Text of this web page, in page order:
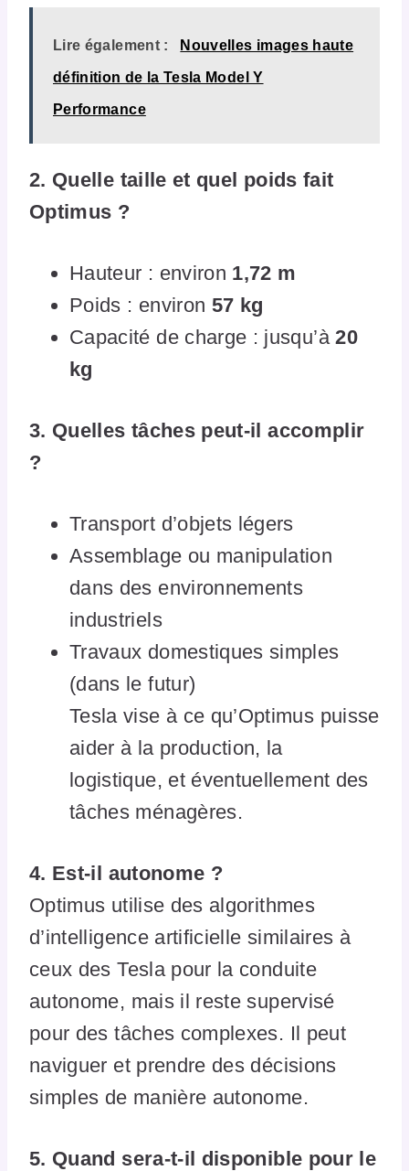
Lire également : Nouvelles images haute
définition de la Tesla Model Y
Performance
2. Quelle taille et quel poids fait
Optimus ?
Hauteur : environ 1,72 m
Poids : environ 57 kg
Capacité de charge : jusqu’à20
kg
3. Quelles tâches peut-il accomplir
?
Transport d’objets légers
Assemblage ou manipulation
dans des environnements
industriels
Travaux domestiques simples
(dans le futur)
Tesla vise à ce qu’Optimus puisse
aider à la production, la
logistique, et éventuellement des
tâches ménagères.
4. Est-il autonome ?
Optimus utilise des algorithmes
d’intelligence artificielle similaires à
ceux des Tesla pour la conduite
autonome, mais il reste supervisé
pour des tâches complexes. Il peut
naviguer et prendre des décisions
simples de manière autonome.
5. Quand sera-t-il disponible pour le